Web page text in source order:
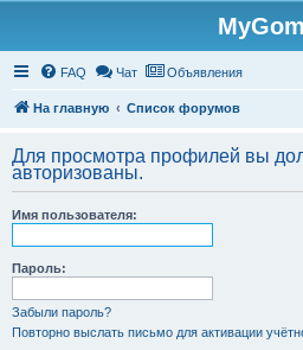
FAQ Чат Объявления
На главную Список форумов
Для просмотра профилей вы
авторизованы.
Имя пользователя:
Пароль:
Забыли пароль?
Повторно выслать письмо для активации